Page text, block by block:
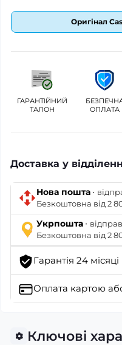
Оригінал
ГАРАНТІЙНИЙ
ТАЛОН
ОПЛАТА
Доставка у
Нова пошта ·
Безкоштовна від 2
Укрпошта ·
Безкоштовна від 2
Гарантія 24 місяці
Оплата картою
Ключові